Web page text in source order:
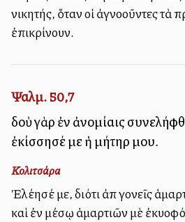
νικητής, ὅταν οἱ ἀγνοοῦντες τὰ
ἐπικρίνουν.
Ψαλμ. 50,7
ἰδοὺ γὰρ ἐν ἀνομίαις
ἐκίσσησέ με ἡ μήτηρ μου.
Κολιτσάρα
Ἐλέησέ με, διότι ἀπὸ γονεῖς
καὶ ἐν μέσῳ ἁμαρτιῶν μὲ